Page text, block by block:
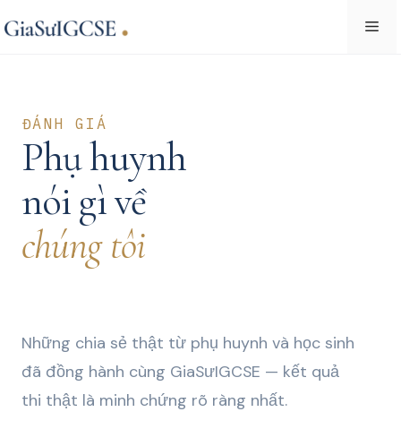
to
ĐÁNH GIÁ
Phụ huynh
nói gì về
chúng tôi
Những chia sẻ thật từ phụ huynh và học sinh
đã đồng hành cùng GiaSưIGCSE — kết quả
thi thật là minh chứng rõ ràng nhất.